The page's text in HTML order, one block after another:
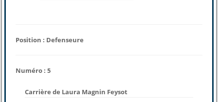
Position : Defenseure
Numéro : 5
Carrière de Laura Magnin Feysot